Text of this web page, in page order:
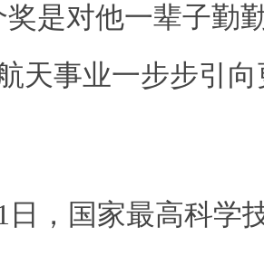
对他一辈子勤
天事业一步步引
，国家最高科学